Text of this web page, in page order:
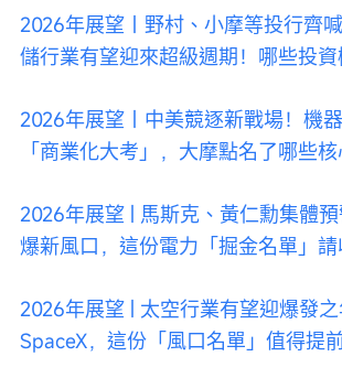
2026年展望｜野村、小摩等投行齊
儲行業有望迎來超級週期！哪些投
2026年展望｜中美競逐新戰場！機
「商業化大考」，大摩點名了哪些核
2026年展望 | 馬斯克、黃仁勳集體
爆新風口，這份電力「掘金名單」
2026年展望 | 太空行業有望迎爆發
SpaceX，這份「風口名單」值得提